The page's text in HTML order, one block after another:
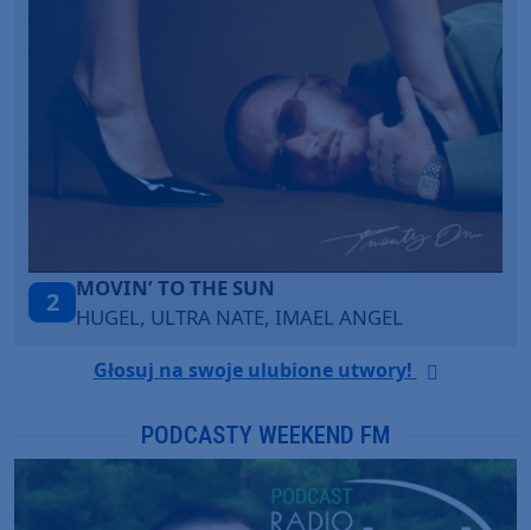
3
LEGENDARY LOVERS (SAVE ME)
KATY PERRY & CHIEF KEEF
Głosuj na swoje ulubione utwory!
PODCASTY WEEKEND FM